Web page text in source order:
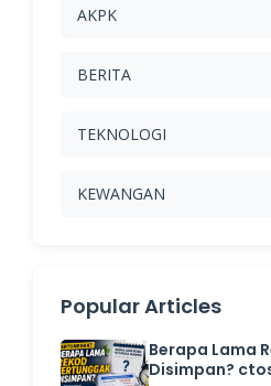
AKPK
BERITA
TEKNOLOGI
KEWANGAN
Popular Articles
Berapa Lama
Disimpan?